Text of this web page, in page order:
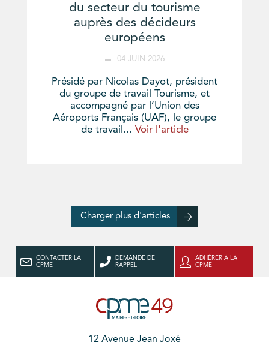
du secteur du tourisme
auprès des décideurs
européens
04 JUIN 2026
Présidé par Nicolas Dayot, président
du groupe de travail Tourisme, et
accompagné par l’Union des
Aéroports Français (UAF), le groupe
de travail... Voir l'article
Charger plus d'articles
CONTACTER LA
CPME
DEMANDE DE
RAPPEL
ADHÉRER À LA
CPME
12 Avenue Jean Joxé